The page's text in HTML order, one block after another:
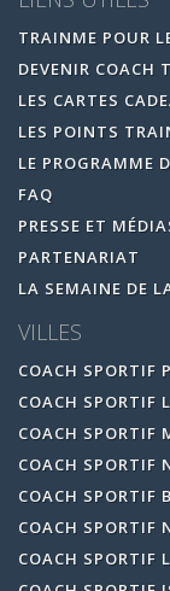
TRAINME POUR
DEVENIR COACH
LES CARTES
LES POINTS
LE PROGRAMME
FAQ
PRESSE ET
PARTENARIAT
LA SEMAINE DE
VILLES
COACH SPORTIF
COACH SPORTIF
COACH SPORTIF
COACH SPORTIF
COACH SPORTIF
COACH SPORTIF
COACH SPORTIF